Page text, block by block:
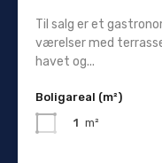
Til salg er et
værelser med
havet og...
Boligareal (m²)
1 m²